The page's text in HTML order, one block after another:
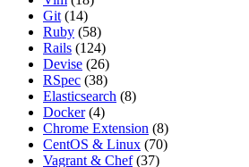
Git (14)
Ruby (58)
Rails (124)
Devise (26)
RSpec (38)
Elasticsearch (8)
Docker(4)
Chrome Extension (8)
CentOS & Linux (70)
Vagrant & Chef(37)